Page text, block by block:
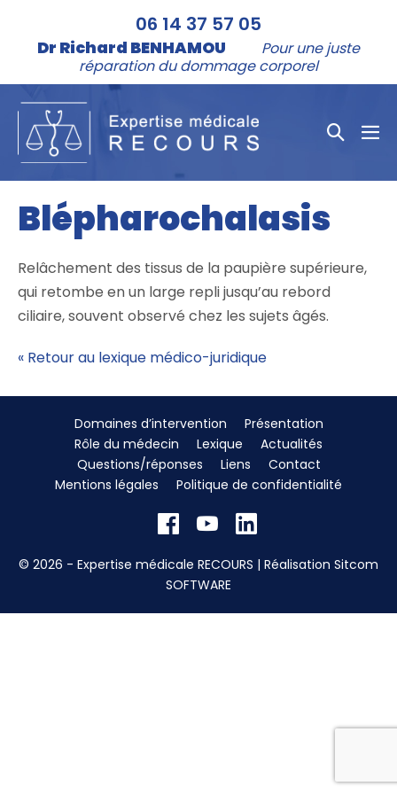
contenu
06 14 37 57 05
Dr Richard BENHAMOU
Pour une juste
réparation du dommage corporel
Blépharochalasis
Relâchement des tissus de la paupière supérieure,
qui retombe en un large repli jusqu’au rebord
ciliaire, souvent observé chez les sujets âgés.
« Retour au lexique médico-juridique
Domaines d’intervention
Présentation
Rôle du médecin
Lexique
Actualités
Questions/réponses
Liens
Contact
Mentions légales
Politique de confidentialité
© 2026 - Expertise médicale RECOURS | Réalisation Sitcom
SOFTWARE